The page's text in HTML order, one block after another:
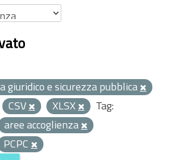
giuridico e sicurezza pubblica
CSV XLSX
Tag:
aree accoglienza
PCPC